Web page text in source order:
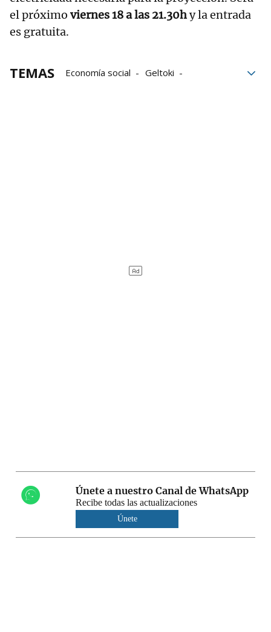
el próximo viernes 18 a las 21.30hy la entrada
es gratuita.
TEMAS Economía social
Geltoki
Únete a nuestro Canal de WhatsApp
Recibe todas las actualizaciones
Únete